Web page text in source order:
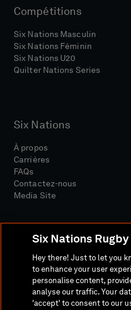
Compétitions
Six Nations Masculin
Six Nations Féminin
Six Nations U20
Quilter Nations Series
Six Nations
À propos
Carrières
FAQs
Contactez-nous
Media Site
Site MédiaConditions
Politique De Confidentialité
Six Nations
Hey there! Just to let you
to enhance your user
personalise content,
analyse our traffic. Your
'accept' to consent to our